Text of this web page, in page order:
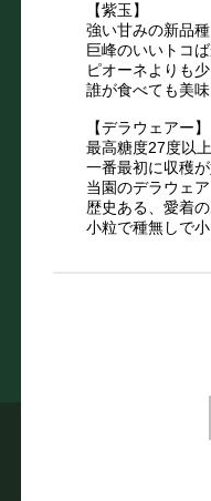
【紫玉】
強い甘みの新品種
巨峰のいいトコ
ピオーネよりも
誰が食べても美
【デラウェアー】
最高糖度27度以
一番最初に収穫
当園のデラウェ
歴史ある、愛着
小粒で種無しで